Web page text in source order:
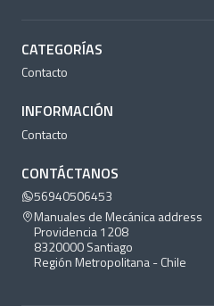
CATEGORÍAS
Contacto
INFORMACIÓN
Contacto
CONTÁCTANOS
56940506453
Manuales de Mecánica address
Providencia 1208
8320000 Santiago
Región Metropolitana - Chile